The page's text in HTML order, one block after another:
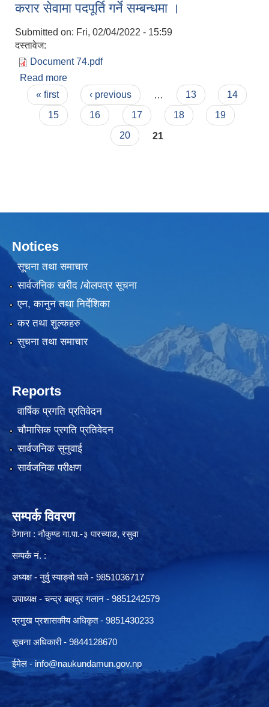
विनियोजित वजेट विवरण |
करार सेवामा पदपूर्ति गर्ने सम्बन्धमा ।
Submitted on: Fri, 02/04/2022 - 15:59
दस्तावेज:
Document 74.pdf
Read more
Pages
« first ‹ previous 13
14
15
16 17 18
19
20
21
Notices
सूचना तथा समाचार
सार्वजनिक खरीद /बोलपत्र सूचना
एन, कानुन तथा निर्देशिका
कर तथा शुल्कहरु
सुचना तथा समाचार
Reports
वार्षिक प्रगति प्रतिवेदन
चौमासिक प्रगति प्रतिवेदन
सार्वजनिक सुनुवाई
सार्वजनिक परीक्षण
सम्पर्क विवरण
ठेगाना : नौकुण्ड गा.पा.-३ पारच्याङ, रसुवा
सम्पर्क नं. :
अध्यक्ष - नुर्वु स्याङ्वो घले - 9851036717
उपाध्यक्ष - चन्द्र बहादुर गलान - 9851242579
प्रमुख प्रशासकीय अधिकृत - 9851430233
सूचना अधिकारी - 9844128670
ईमेल - info@naukundamun.gov.np